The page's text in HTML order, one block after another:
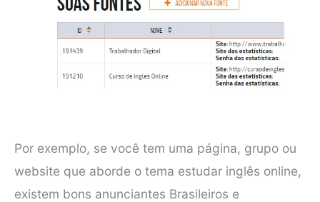
Por exemplo, se você tem uma página, grupo ou
website que aborde o tema estudar inglês online,
existem bons anunciantes Brasileiros e